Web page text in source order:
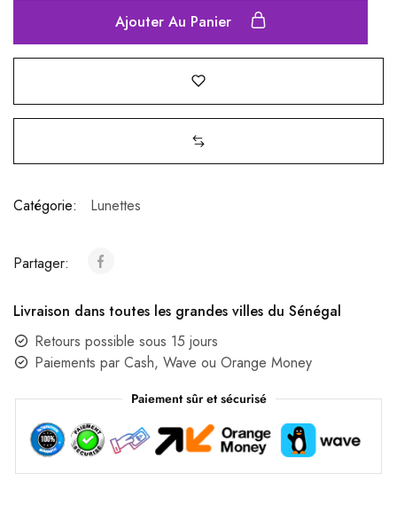
Ajouter Au Panier
Catégorie: Lunettes
Partager:
Livraison dans toutes les grandes villes du Sénégal
Retours possible sous 15 jours
Paiements par Cash, Wave ou Orange Money
Paiement sûr et sécurisé